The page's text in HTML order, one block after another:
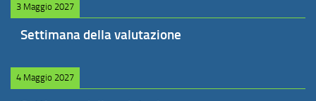
3 Maggio 2027
Settimana della valutazione
4 Maggio 2027